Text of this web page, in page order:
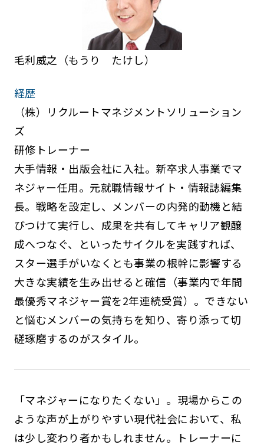
毛利威之（もうり たけし）
経歴
（株）リクルートマネジメントソリューション
ズ
研修トレーナー
大手情報・出版会社に入社。新卒求人事業でマ
ネジャー任用。元就職情報サイト・情報誌編集
長。戦略を設定し、メンバーの内発的動機と結
びつけて実行し、成果を共有してキャリア観醸
成へつなぐ、といったサイクルを実践すれば、
スター選手がいなくとも事業の根幹に影響する
大きな実績を生み出せると確信（事業内で年間
最優秀マネジャー賞を2年連続受賞）。できない
と悩むメンバーの気持ちを知り、寄り添って切
磋琢磨するのがスタイル。
「マネジャーになりたくない」――。現場からこの
ような声が上がりやすい現代社会において、私
は少し変わり者かもしれません。トレーナーに